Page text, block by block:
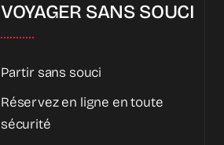
VOYAGER SANS SOUCI
Partir sans souci
Réservez en ligne en toute
sécurité